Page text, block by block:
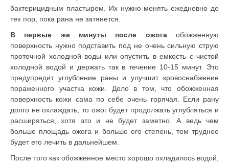
бактерицидным пластырем. Их нужно менять ежедневно до
тех пор, пока рана не затянется.
В первые же минуты после ожогаобожженную
поверхность нужно подставить под не очень сильную струю
проточной холодной воды или опустить в емкость с чистой
холодной водой и держать так в течение 10-15 минут. Это
предупредит углубление раны и улучшит кровоснабжение
пораженного участка кожи. Дело в том, что обожженная
поверхность кожи сама по себе очень горячая. Если рану
долго не охлаждать, то ожог будет продолжать углубляться и
расширяться, хотя это и не будет заметно. А ведь чем
больше площадь ожога и больше его степень, тем труднее
будет его лечить в дальнейшем.
После того как обожженное место хорошо охладилось водой,